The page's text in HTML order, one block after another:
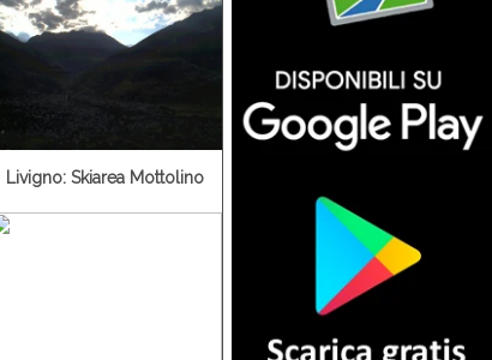
Livigno: Skiarea Mottolino